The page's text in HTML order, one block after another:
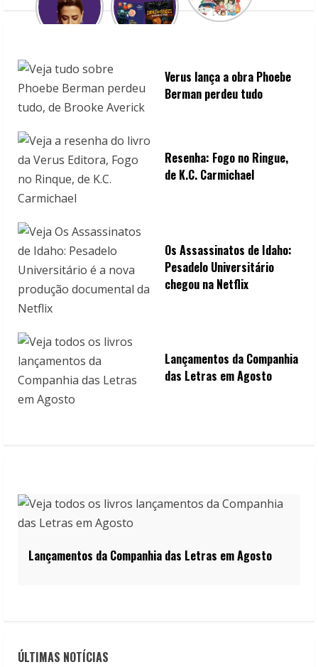
n
g
Verus lança a obra Phoebe
Berman perdeu tudo
Resenha: Fogo no Ringue,
de K.C. Carmichael
Os Assassinatos de Idaho:
Pesadelo Universitário
chegou na Netflix
Lançamentos da Companhia
das Letras em Agosto
Lançamentos da Companhia das Letras em Agosto
ÚLTIMAS NOTÍCIAS